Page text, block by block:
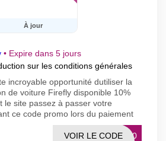
À jour
• Expire dans 5 jours
sur les conditions générales
incroyable opportunité dutiliser la
de voiture Firefly disponible 10%
le site passez à passer votre
ce code promo lors du paiement
SC10
VOIR LE CODE